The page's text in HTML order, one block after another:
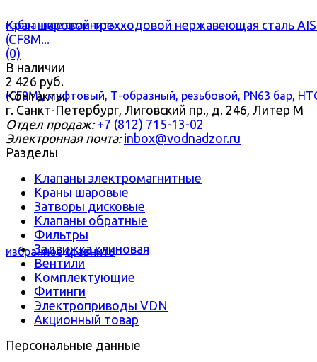
избранное сравнить
избранное сравнить
Кран шаровой трехходовой нержавеющая сталь
(CF8M...
(0)
В наличии
2 426 руб.
Контакты
г. Санкт-Петербург, Лиговский пр., д. 246, Литер М
Отдел продаж: +7 (812) 715-13-02
Электронная почта: inbox@vodnadzor.ru
Разделы
Клапаны электромагнитные
Краны шаровые
Затворы дисковые
Клапаны обратные
Фильтры
Задвижка клиновая
Вентили
Комплектующие
Фитинги
Электроприводы VDN
Акционный товар
Персональные данные